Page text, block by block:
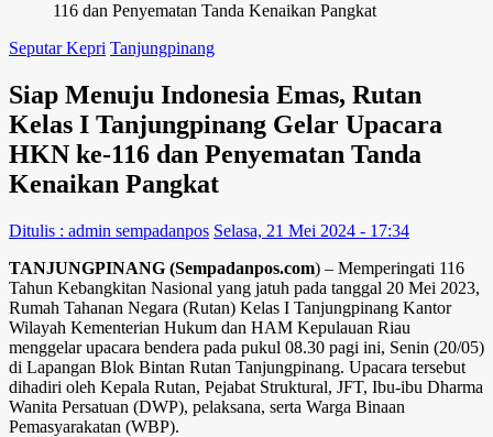
116 dan Penyematan Tanda Kenaikan Pangkat
Seputar Kepri Tanjungpinang
Siap Menuju Indonesia Emas, Rutan
Kelas I Tanjungpinang Gelar Upacara
HKN ke-116 dan Penyematan Tanda
Kenaikan Pangkat
Ditulis : admin sempadanpos Selasa, 21 Mei 2024 - 17:34
TANJUNGPINANG (Sempadanpos.com) – Memperingati 116
Tahun Kebangkitan Nasional yang jatuh pada tanggal 20 Mei 2023,
Rumah Tahanan Negara (Rutan) Kelas I Tanjungpinang Kantor
Wilayah Kementerian Hukum dan HAM Kepulauan Riau
menggelar upacara bendera pada pukul 08.30 pagi ini, Senin (20/05)
di Lapangan Blok Bintan Rutan Tanjungpinang. Upacara tersebut
dihadiri oleh Kepala Rutan, Pejabat Struktural, JFT, Ibu-ibu Dharma
Wanita Persatuan (DWP), pelaksana, serta Warga Binaan
Pemasyarakatan (WBP).